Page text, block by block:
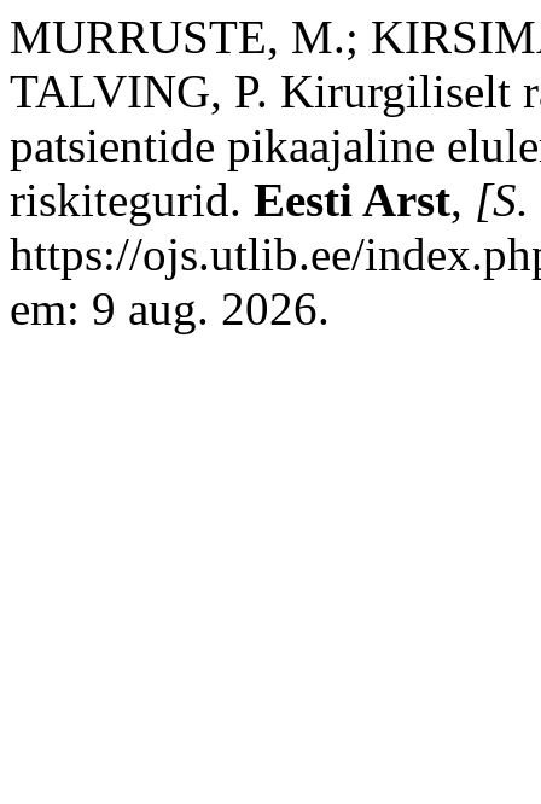
MURRUSTE, M.;
TALVING, P. Kirurgiliselt
patsientide pikaajaline
riskitegurid. Eesti Arst,
https://ojs.utlib.ee/
em: 9 aug. 2026.